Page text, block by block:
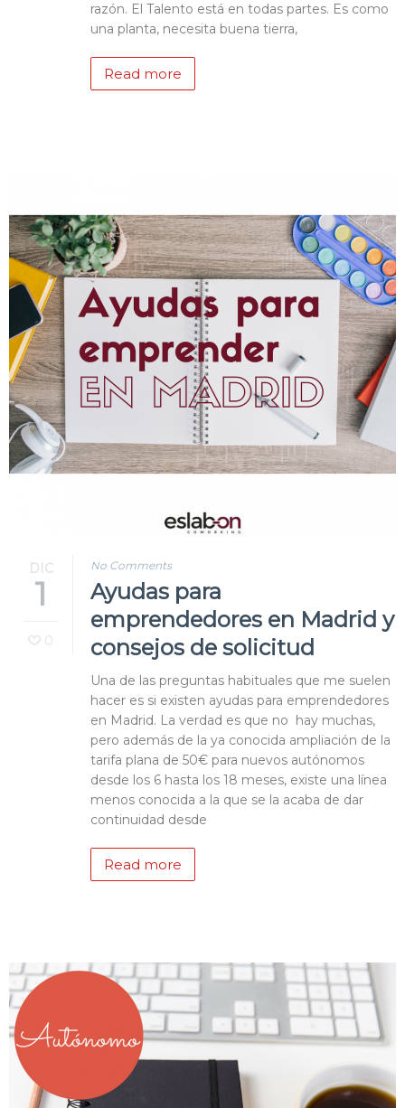
razón. El Talento está en todas partes. Es como
una planta, necesita buena tierra,
Read more
DIC
1
0
No Comments
Ayudas para
emprendedores en Madrid y
consejos de solicitud
Una de las preguntas habituales que me suelen
hacer es si existen ayudas para emprendedores
en Madrid. La verdad es que no hay muchas,
pero además de la ya conocida ampliación de la
tarifa plana de 50€ para nuevos autónomos
desde los 6 hasta los 18 meses, existe una línea
menos conocida a la que se la acaba de dar
continuidad desde
Read more